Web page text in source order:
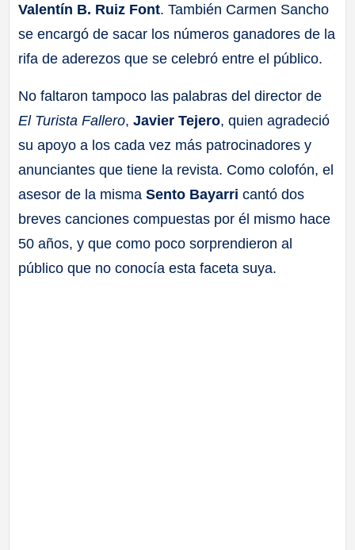
Valentín B. Ruiz Font. También Carmen Sancho
se encargó de sacar los números ganadores de la
rifa de aderezos que se celebró entre el público.
No faltaron tampoco las palabras del director de
El Turista Fallero,Javier Tejero, quien agradeció
su apoyo a los cada vez más patrocinadores y
anunciantes que tiene la revista. Como colofón, el
asesor de la misma Sento Bayarri cantó dos
breves canciones compuestas por él mismo hace
50 años, y que como poco sorprendieron al
público que no conocía esta faceta suya.